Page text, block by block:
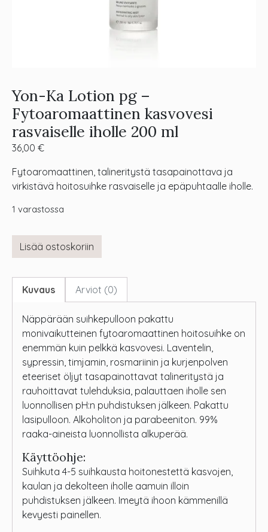
Yon-Ka Lotion pg –
Fytoaromaattinen kasvovesi
rasvaiselle iholle 200 ml
36,00 €
Fytoaromaattinen, talineritystä tasapainottava ja
virkistävä hoitosuihke rasvaiselle ja epäpuhtaalle iholle.
1 varastossa
Lisää ostoskoriin
Kuvaus Arviot (0)
Näppärään suihkepulloon pakattu
monivaikutteinen fytoaromaattinen hoitosuihke on
enemmän kuin pelkkä kasvovesi. Laventelin,
sypressin, timjamin, rosmariinin ja kurjenpolven
eteeriset öljyt tasapainottavat talineritystä ja
rauhoittavat tulehduksia, palauttaen iholle sen
luonnollisen pH:n puhdistuksen jälkeen. Pakattu
lasipulloon. Alkoholiton ja parabeeniton. 99%
raaka-aineista luonnollista alkuperää.
Käyttöohje:
Suihkuta 4-5 suihkausta hoitonestettä kasvojen,
kaulan ja dekolteen iholle aamuin illoin
puhdistuksen jälkeen. Imeytä ihoon kämmenillä
kevyesti painellen.